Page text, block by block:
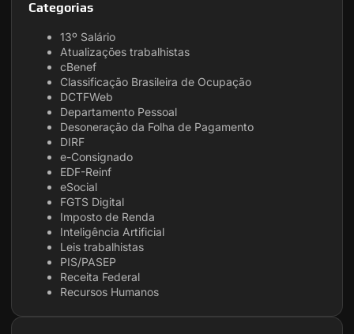
Categorias
13º Salário
Atualizações trabalhistas
cBenef
Classificação Brasileira de Ocupação
DCTFWeb
Departamento Pessoal
Desoneração da Folha de Pagamento
DIRF
e-Consignado
EDF-Reinf
eSocial
FGTS Digital
Imposto de Renda
Inteligência Artificial
Leis trabalhistas
PIS/PASEP
Receita Federal
Recursos Humanos